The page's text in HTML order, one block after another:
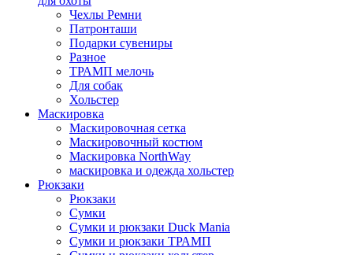
Чехлы Ремни
Патронташи
Подарки сувениры
Разное
ТРАМП мелочь
Для собак
Хольстер
Маскировка
Маскировочная сетка
Маскировочный костюм
Маскировка NorthWay
маскировка и одежда хольстер
Рюкзаки
Рюкзаки
Сумки
Сумки и рюкзаки Duck Mania
Сумки и рюкзаки ТРАМП